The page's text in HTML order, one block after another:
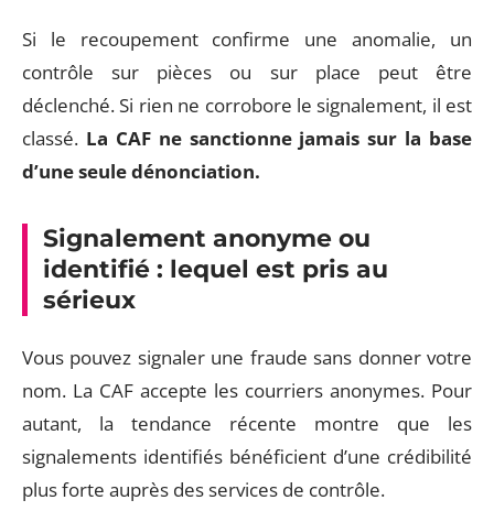
Si le recoupement confirme une anomalie, un
contrôle sur pièces ou sur place peut être
déclenché. Si rien ne corrobore le signalement, il est
classé. La CAF ne sanctionne jamais sur la base
d’une seule dénonciation.
Signalement anonyme ou
identifié : lequel est pris au
sérieux
Vous pouvez signaler une fraude sans donner votre
nom. La CAF accepte les courriers anonymes. Pour
autant, la tendance récente montre que les
signalements identifiés bénéficient d’une crédibilité
plus forte auprès des services de contrôle.